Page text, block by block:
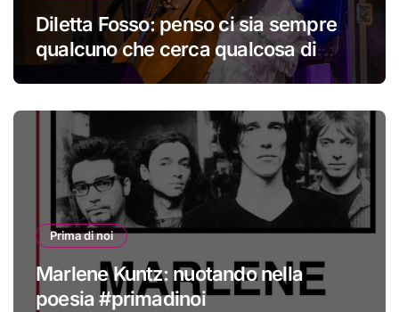
Diletta Fosso: penso ci sia sempre
qualcuno che cerca qualcosa di
Prima di noi
Marlene Kuntz: nuotando nella
poesia #primadinoi